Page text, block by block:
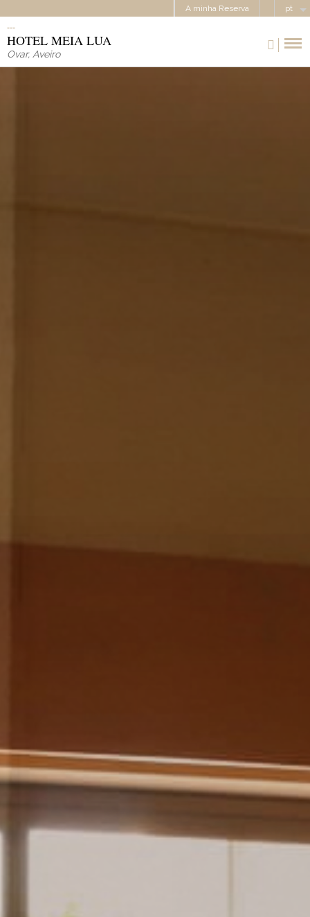
A minha Reserva pt
HOTEL MEIA LUA
Ovar, Aveiro